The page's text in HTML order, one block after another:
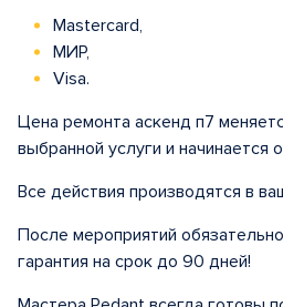
Mastercard,
МИР,
Visa.
Цена ремонта аскенд п7
выбранной услуги и начинается
Все действия производятся в
После мероприятий
гарантия на срок до 90 дней!